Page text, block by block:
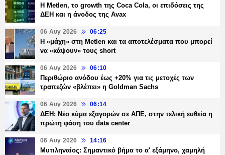
H Metlen, το growth της Coca Cola, οι επιδόσεις της
ΔΕΗ και η άνοδος της Avax
06 Αυγ 2026 06:25
H «μάχη» στη Metlen και τα αποτελέσματα που μπορεί
να «κάψουν» τους short
06 Αυγ 2026 06:10
Περιθώριο ανόδου έως +20% για τις μετοχές των
τραπεζών «βλέπει» η Goldman Sachs
06 Αυγ 2026 06:14
ΔΕΗ: Νέο κύμα εξαγορών σε ΑΠΕ, στην τελική ευθεία η
πρώτη φάση του data center
06 Αυγ 2026 14:16
Μυτιληναίος: Σημαντικό βήμα το α' εξάμηνο, χαμηλή